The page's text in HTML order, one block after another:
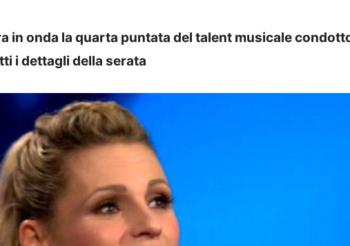
in onda la quarta puntata del talent musicale
i dettagli della serata